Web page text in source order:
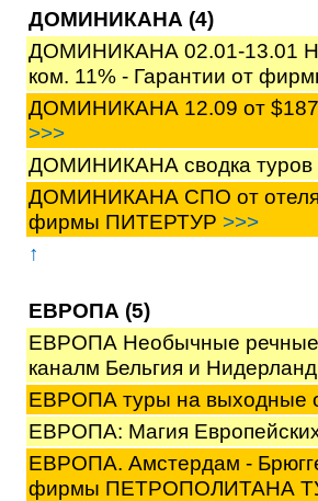
ДОМИНИКАНА (4)
ДОМИНИКАНА 02.01-13.01
ком. 11% - Гарантии от
ДОМИНИКАНА 12.09 от
>>>
ДОМИНИКАНА сводка
ДОМИНИКАНА СПО от отеля
фирмы ПИТЕРТУР >>>
↑
ЕВРОПА (5)
ЕВРОПА Необычные речные
каналм Бельгия и
ЕВРОПА туры на выходные
ЕВРОПА: Магия
ЕВРОПА. Амстердам -
фирмы ПЕТРОПОЛИТАНА